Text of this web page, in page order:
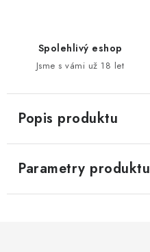
Spolehlivý eshop
Jsme s vámi už 18 let
Popis produktu
Parametry produktu